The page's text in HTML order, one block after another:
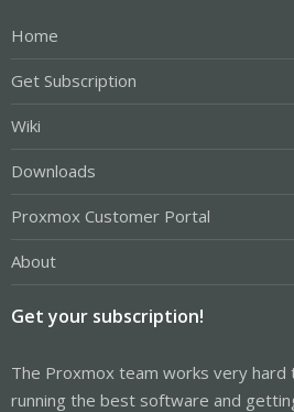
Home
Get Subscription
Wiki
Downloads
Proxmox Customer Portal
About
Get your subscription!
The Proxmox team works very hard
running the best software and